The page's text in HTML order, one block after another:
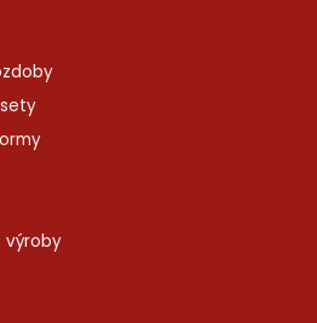
výroby